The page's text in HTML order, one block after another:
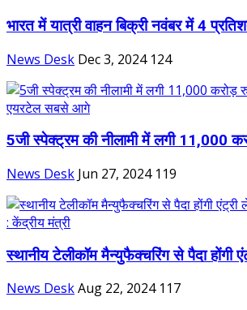
भारत में यात्री वाहन बिक्री नवंबर में 4
News Desk Dec 3, 2024 124
5जी स्पेक्ट्रम की नीलामी में लगी 11,000
News Desk Jun 27, 2024 119
स्थानीय टेलीकॉम मैन्युफैक्चरिंग से पैदा होंगी
News DeskAug 22, 2024 117